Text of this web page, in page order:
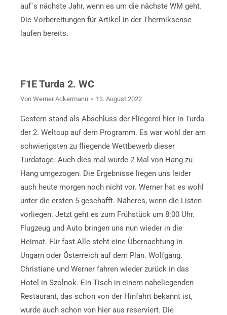
auf´s nächste Jahr, wenn es um die nächste WM geht.
Die Vorbereitungen für Artikel in der Thermiksense
laufen bereits.
F1E Turda 2. WC
Von Werner Ackermann 13. August 2022
Gestern stand als Abschluss der Fliegerei hier in Turda
der 2. Weltcup auf dem Programm. Es war wohl der am
schwierigsten zu fliegende Wettbewerb dieser
Turdatage. Auch dies mal wurde 2 Mal von Hang zu
Hang umgezogen. Die Ergebnisse liegen uns leider
auch heute morgen noch nicht vor. Werner hat es wohl
unter die ersten 5 geschafft. Näheres, wenn die Listen
vorliegen. Jetzt geht es zum Frühstück um 8:00 Uhr.
Flugzeug und Auto bringen uns nun wieder in die
Heimat. Für fast Alle steht eine Übernachtung in
Ungarn oder Österreich auf dem Plan. Wolfgang.
Christiane und Werner fahren wieder zurück in das
Hotel in Szolnok. Ein Tisch in einem naheliegenden
Restaurant, das schon von der Hinfahrt bekannt ist,
wurde auch schon von hier aus reserviert. Die